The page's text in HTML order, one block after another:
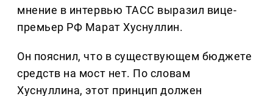
мнение в интервью ТАСС выразил вице-
премьер РФ Марат Хуснуллин.
Он пояснил, что в существующем бюджете
средств на мост нет. По словам
Хуснуллина, этот принцип должен